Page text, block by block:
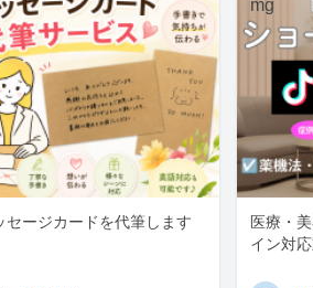
セージカードを代筆します
医療・
イン対